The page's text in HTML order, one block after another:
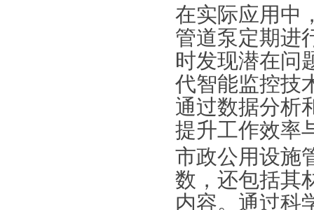
在实际应用中
管道泵定期进
时发现潜在问
代智能监控技
通过数据分析
提升工作效率
市政公用设施
数，还包括其
内容。通过科